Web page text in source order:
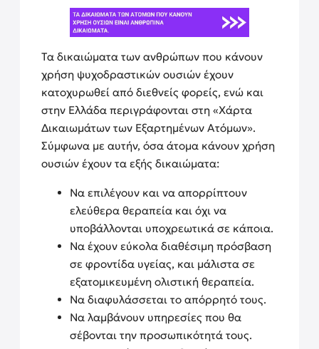
Τα δικαιώματα των ανθρώπων που κάνουν
χρήση ψυχοδραστικών ουσιών έχουν
κατοχυρωθεί από διεθνείς φορείς, ενώ και
στην Ελλάδα περιγράφονται στη «Χάρτα
Δικαιωμάτων των Εξαρτημένων Ατόμων».
Σύμφωνα με αυτήν, όσα άτομα κάνουν χρήση
ουσιών έχουν τα εξής δικαιώματα:
Να επιλέγουν και να απορρίπτουν
ελεύθερα θεραπεία και όχι να
υποβάλλονται υποχρεωτικά σε κάποια.
Να έχουν εύκολα διαθέσιμη πρόσβαση
σε φροντίδα υγείας, και μάλιστα σε
εξατομικευμένη ολιστική θεραπεία.
Να διαφυλάσσεται το απόρρητό τους.
Να λαμβάνουν υπηρεσίες που θα
σέβονται την προσωπικότητά τους.